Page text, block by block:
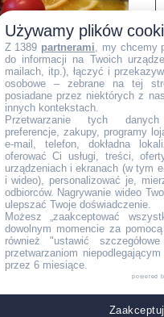
Używamy plików
Z 1389 partnerami , my chcemy
do informacji na Twoich
mailach, itp.), łączyć i
osobowe – zebrane na tej
posiadane przez niektórych z
innych kontekstach.
Przetwarzanie tych danych
preferencje, zakupy, programy
e-mail, telefon, dokładna
oferować Ci usługi, treści,
urządzeniach i ekranach (w tym
i wideo), personalizować je,
odbiorców. Nagrywanie wideo
ulepszać Twoje doświadczenie.
Możesz „zaakceptować
dowolnym momencie za
również "ustawić
przetwarzaniom
przez 6 miesiące.
powered